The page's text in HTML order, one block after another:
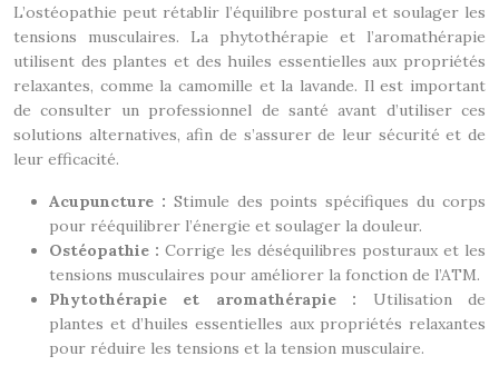
L’ostéopathie peut rétablir l’équilibre postural et soulager les
tensions musculaires. La phytothérapie et l’aromathérapie
utilisent des plantes et des huiles essentielles aux propriétés
relaxantes, comme la camomille et la lavande. Il est important
de consulter un professionnel de santé avant d’utiliser ces
solutions alternatives, afin de s’assurer de leur sécurité et de
leur efficacité.
Acupuncture : Stimule des points spécifiques du corps
pour rééquilibrer l’énergie et soulager la douleur.
Ostéopathie : Corrige les déséquilibres posturaux et les
tensions musculaires pour améliorer la fonction de l’ATM.
Phytothérapie et aromathérapie : Utilisation de
plantes et d’huiles essentielles aux propriétés relaxantes
pour réduire les tensions et la tension musculaire.